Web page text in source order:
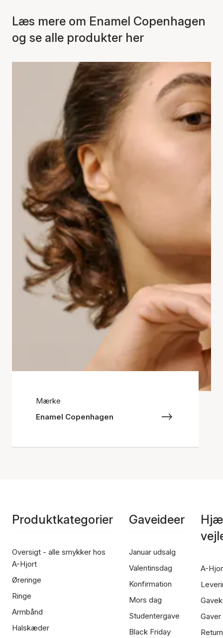
Læs mere om Enamel Copenhagen
og se alle produkter her
Mærke
Enamel Copenhagen
Produktkategorier
Oversigt - alle smykker hos
A-Hjort
Øreringe
Ringe
Armbånd
Halskæder
Gaveideer
Januar udsalg
Valentinsdag
Konfirmation
Mors dag
Studentergave
Black Friday
A-